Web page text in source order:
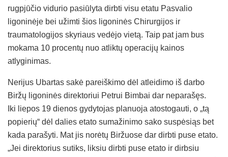
rugpjūčio vidurio pasiūlyta dirbti visu etatu Pasvalio
ligoninėje bei užimti šios ligoninės Chirurgijos ir
traumatologijos skyriaus vedėjo vietą. Taip pat jam bus
mokama 10 procentų nuo atliktų operacijų kainos
atlyginimas.
Nerijus Ubartas sakė pareiškimo dėl atleidimo iš darbo
Biržų ligoninės direktoriui Petrui Bimbai dar neparašęs.
Iki liepos 19 dienos gydytojas planuoja atostogauti, o „tą
popierių“ dėl dalies etato sumažinimo sako suspėsiąs bet
kada parašyti. Mat jis norėtų Biržuose dar dirbti puse etato.
„Jei direktorius sutiks, liksiu dirbti puse etato ir dirbsiu